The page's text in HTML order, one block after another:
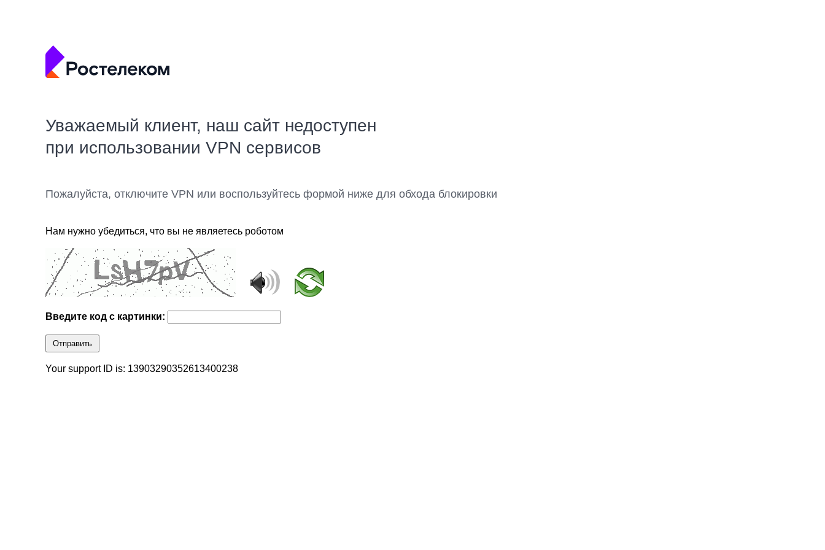
Уважаемый клиент, наш сайт недоступен
при использовании VPN сервисов
Пожалуйста, отключите VPN или воспользуйтесь формой ниже для обхода блокировки
Нам нужно убедиться, что вы не являетесь роботом
Введите код с картинки:
Отправить
Your support ID is: 13903290352613400238